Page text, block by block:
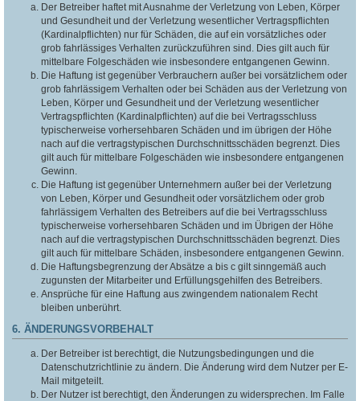
Der Betreiber haftet mit Ausnahme der Verletzung von Leben, Körper
und Gesundheit und der Verletzung wesentlicher Vertragspflichten
(Kardinalpflichten) nur für Schäden, die auf ein vorsätzliches oder
grob fahrlässiges Verhalten zurückzuführen sind. Dies gilt auch für
mittelbare Folgeschäden wie insbesondere entgangenen Gewinn.
Die Haftung ist gegenüber Verbrauchern außer bei vorsätzlichem oder
grob fahrlässigem Verhalten oder bei Schäden aus der Verletzung von
Leben, Körper und Gesundheit und der Verletzung wesentlicher
Vertragspflichten (Kardinalpflichten) auf die bei Vertragsschluss
typischerweise vorhersehbaren Schäden und im übrigen der Höhe
nach auf die vertragstypischen Durchschnittsschäden begrenzt. Dies
gilt auch für mittelbare Folgeschäden wie insbesondere entgangenen
Gewinn.
Die Haftung ist gegenüber Unternehmern außer bei der Verletzung
von Leben, Körper und Gesundheit oder vorsätzlichem oder grob
fahrlässigem Verhalten des Betreibers auf die bei Vertragsschluss
typischerweise vorhersehbaren Schäden und im Übrigen der Höhe
nach auf die vertragstypischen Durchschnittsschäden begrenzt. Dies
gilt auch für mittelbare Schäden, insbesondere entgangenen Gewinn.
Die Haftungsbegrenzung der Absätze a bis c gilt sinngemäß auch
zugunsten der Mitarbeiter und Erfüllungsgehilfen des Betreibers.
Ansprüche für eine Haftung aus zwingendem nationalem Recht
bleiben unberührt.
6. ÄNDERUNGSVORBEHALT
Der Betreiber ist berechtigt, die Nutzungsbedingungen und die
Datenschutzrichtlinie zu ändern. Die Änderung wird dem Nutzer per E-
Mail mitgeteilt.
Der Nutzer ist berechtigt, den Änderungen zu widersprechen. Im Falle